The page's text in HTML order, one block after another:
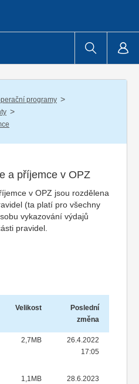
programy /
/
a příjemce v OPZ
v OPZ jsou rozdělena
(ta platí pro všechny
vykazování výdajů
pravidel.
Velikost
Poslední
změna
2,7MB
26.4.2022
17:05
1,1MB
28.6.2023